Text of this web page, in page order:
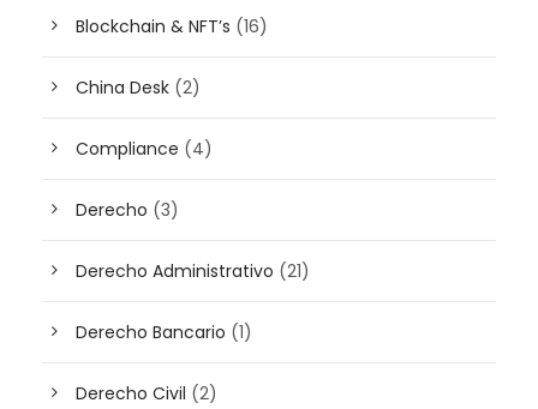
Blockchain & NFT’s (16)
China Desk (2)
Compliance (4)
Derecho (3)
Derecho Administrativo (21)
Derecho Bancario (1)
Derecho Civil (2)